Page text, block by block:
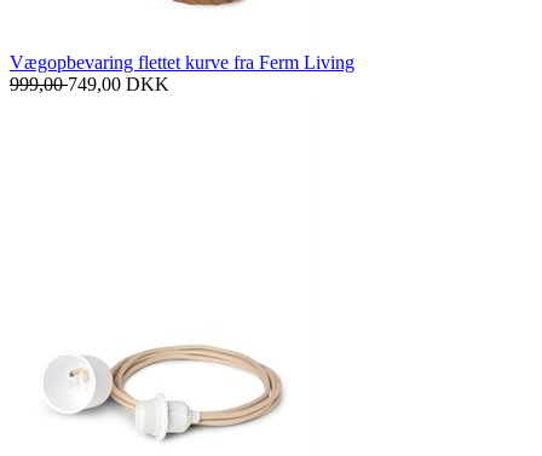
Vægopbevaring flettet kurve fra Ferm Living
999,00749,00 DKK